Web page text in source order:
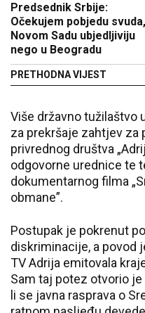
Predsednik Srbije:
Očekujem pobjedu
Novom Sadu ubjedljiviju
nego u Beogradu
PRETHODNA VIJEST
Više državno tužilaštvo
za prekršaje zahtjev za
privrednog društva
odgovorne urednice te
dokumentarnog filma
obmane”.
Postupak je pokrenut
diskriminacije, a povod
TV Adrija emitovala
Sam taj potez otvorio je
li se javna rasprava o